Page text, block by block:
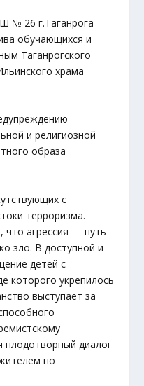
№ 26 г.Таганрога
обучающихся и
Таганрогского
храма
и религиозной
образа
с
терроризма.
что агрессия — путь
зло. В доступной и
детей с
которого укрепилось
выступает за
плодотворный диалог
по